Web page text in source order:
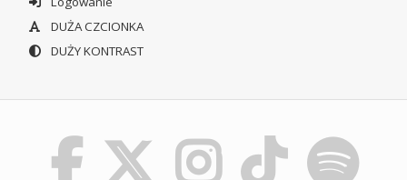
DUŻA CZCIONKA
DUŻY KONTRAST